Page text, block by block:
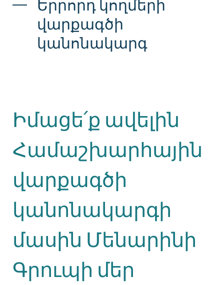
վարքագծի
կանոնակարգ
Իմացե՛ք ավելին
Համաշխարհային
վարքագծի
կանոնակարգի
մասին Մենարինի
Գրուպի մեր